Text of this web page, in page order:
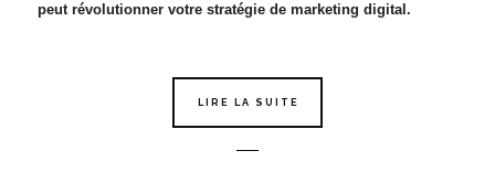
peut révolutionner votre stratégie de marketing digital.
LIRE LA SUITE